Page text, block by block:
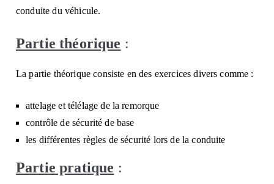
conduite du véhicule.
Partie théorique :
La partie théorique consiste en des exercices divers comme :
attelage et télélage de la remorque
contrôle de sécurité de base
les différentes règles de sécurité lors de la conduite
Partie pratique :